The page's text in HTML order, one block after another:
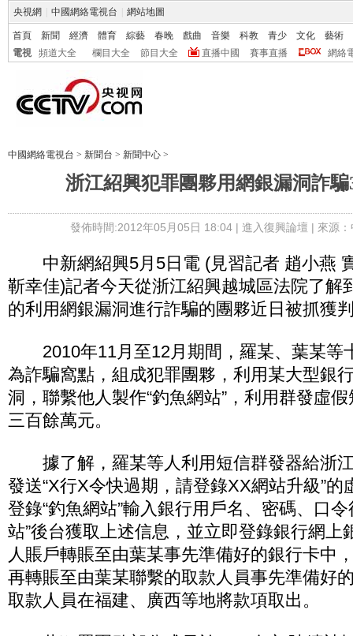
央視網 中國網絡電視台 網站地圖
首頁 新聞 經濟 體育 綜藝 春晚 戲曲 音樂 科教 青少 文化
藝術
電視
頻道大全 欄目大全 節目大全 直播中國 賽事直播 網絡
中國網絡電視台 > 新聞台 > 新聞中心 >
浙江紹興犯罪團夥用網銀漏洞詐騙
發佈時間:2012年05月05日 18:04 | 進入復興論壇 | 來源
中新網紹興5月5日電 (見習記者 趙小燕
靳幸佳)記者今天從浙江紹興越城區法院了解
的利用網銀漏洞進行詐騙的團夥近日被抓獲
2010年11月至12月期間，羅某、葉某等
為詐騙窩點，組成犯罪團夥，利用某大型銀
洞，聯繫他人製作“釣魚網站”，利用群發虛
三百餘萬元。
據了解，羅某等人利用短信群發器給浙
發送“X行X令快過期，請登錄XX網站升級”的
登錄“釣魚網站”輸入銀行用戶名、密碼、口
站”後台獲取上述信息，並立即登錄銀行網上
人賬戶轉賬至由葉某事先準備好的銀行卡中
再轉賬至由葉某聯繫的取款人員事先準備好
取款人員在福建、廣西等地將款項取出。